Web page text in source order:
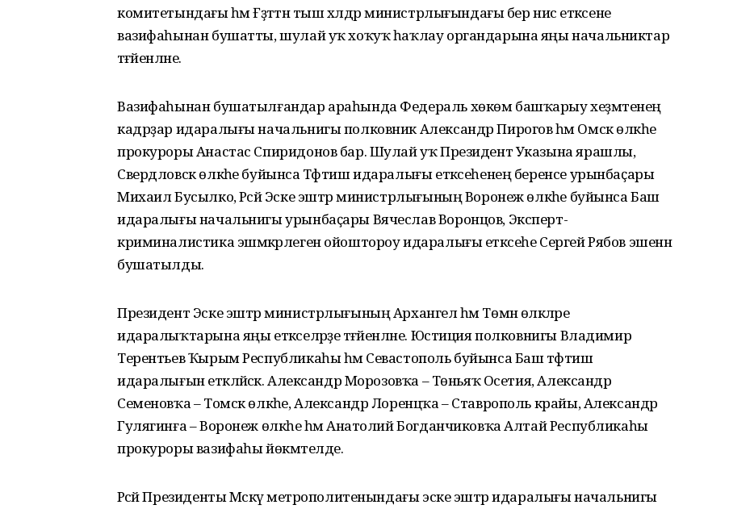
комитетындағы һәм Ғәҙәттән тыш хәлдәр министрлығындағы бер нисә етәксене
вазифаһынан бушатты, шулай уҡ хоҡуҡ һаҡлау органдарына яңы начальниктар
тәғәйенләне.
Вазифаһынан бушатылғандар араһында Федераль хөкөм башҡарыу хеҙмәтенең
кадрҙар идаралығы начальнигы полковник Александр Пирогов һәм Омск өлкәһе
прокуроры Анастас Спиридонов бар. Шулай уҡ Президент Указына ярашлы,
Свердловск өлкәһе буйынса Тәфтиш идаралығы етәксеһенең беренсе урынбаҫары
Михаил Бусылко, Рәсәй Эске эштәр министрлығының Воронеж өлкәһе буйынса Баш
идаралығы начальнигы урынбаҫары Вячеслав Воронцов, Эксперт-
криминалистика эшмәкәрлеген ойоштороу идаралығы етәксеһе Сергей Рябов эшенән
бушатылды.
Президент Эске эштәр министрлығының Архангел һәм Төмән өлкәләре
идаралыҡтарына яңы етәкселәрҙе тәғәйенләне. Юстиция полковнигы Владимир
Терентьев Ҡырым Республикаһы һәм Севастополь буйынса Баш тәфтиш
идаралығын етәкләйәсәк. Александр Морозовҡа – Төньяҡ Осетия, Александр
Семеновҡа – Томск өлкәһе, Александр Лоренцҡа – Ставрополь крайы, Александр
Гулягинға – Воронеж өлкәһе һәм Анатолий Богданчиковҡа Алтай Республикаһы
прокуроры вазифаһы йөкмәтелде.
Рәсәй Президенты Мәскәү метрополитенындағы эске эштәр идаралығы начальнигы